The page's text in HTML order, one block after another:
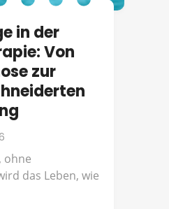
in der
Von
zur
ohne
das Leben, wie